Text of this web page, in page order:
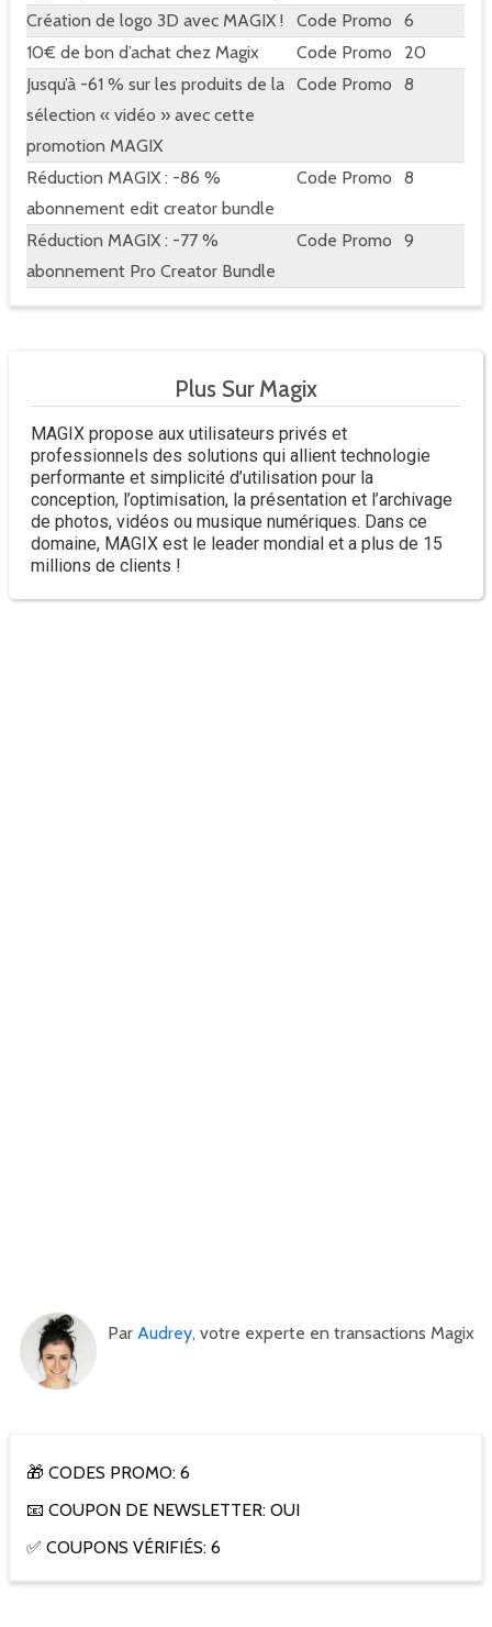
Création de logo 3D avec MAGIX ! Code Promo
6
10€ de bon d’achat chez Magix
Code Promo
20
Jusqu’à -61 % sur les produits de la
sélection « vidéo » avec cette
promotion MAGIX
Code Promo 8
Réduction MAGIX : -86 %
abonnement edit creator bundle
Code Promo 8
Réduction MAGIX : -77 %
abonnement Pro Creator Bundle
Code Promo 9
Plus Sur Magix
MAGIX propose aux utilisateurs privés et
professionnels des solutions qui allient technologie
performante et simplicité d’utilisation pour la
conception, l’optimisation, la présentation et l’archivage
de photos, vidéos ou musique numériques. Dans ce
domaine, MAGIX est le leader mondial et a plus de 15
millions de clients !
Par Audrey, votre experte en transactions Magix
🎁 CODES PROMO: 6
📧 COUPON DE NEWSLETTER: OUI
✅ COUPONS VÉRIFIÉS: 6